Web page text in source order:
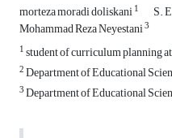
morteza moradi doliskani1 S.
Mohammad Reza Neyestani3
1student of curriculum planning
2Department of Educational
3Department of Educational